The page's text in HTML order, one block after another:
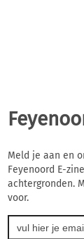
Meld je aan en
Feyenoord E-
achtergronden.
voor.